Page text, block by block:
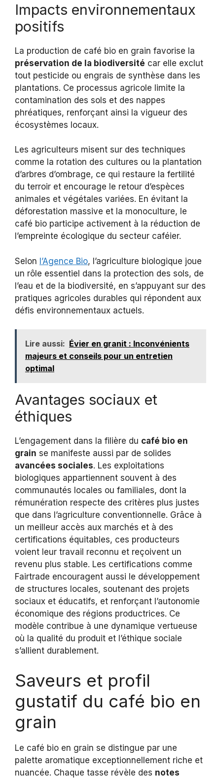
Impacts environnementaux
positifs
La production de café bio en grain favorise la
préservation de la biodiversité car elle exclut
tout pesticide ou engrais de synthèse dans les
plantations. Ce processus agricole limite la
contamination des sols et des nappes
phréatiques, renforçant ainsi la vigueur des
écosystèmes locaux.
Les agriculteurs misent sur des techniques
comme la rotation des cultures ou la plantation
d’arbres d’ombrage, ce qui restaure la fertilité
du terroir et encourage le retour d’espèces
animales et végétales variées. En évitant la
déforestation massive et la monoculture, le
café bio participe activement à la réduction de
l’empreinte écologique du secteur caféier.
Selon l’Agence Bio, l’agriculture biologique joue
un rôle essentiel dans la protection des sols, de
l’eau et de la biodiversité, en s’appuyant sur des
pratiques agricoles durables qui répondent aux
défis environnementaux actuels.
Lire aussi: Évier en granit : Inconvénients
majeurs et conseils pour un entretien
optimal
Avantages sociaux et
éthiques
L’engagement dans la filière du café bio en
grain se manifeste aussi par de solides
avancées sociales. Les exploitations
biologiques appartiennent souvent à des
communautés locales ou familiales, dont la
rémunération respecte des critères plus justes
que dans l’agriculture conventionnelle. Grâce à
un meilleur accès aux marchés et à des
certifications équitables, ces producteurs
voient leur travail reconnu et reçoivent un
revenu plus stable. Les certifications comme
Fairtrade encouragent aussi le développement
de structures locales, soutenant des projets
sociaux et éducatifs, et renforçant l’autonomie
économique des régions productrices. Ce
modèle contribue à une dynamique vertueuse
où la qualité du produit et l’éthique sociale
s’allient durablement.
Saveurs et profil
gustatif du café bio en
grain
Le café bio en grain se distingue par une
palette aromatique exceptionnellement riche et
nuancée. Chaque tasse révèle des notes